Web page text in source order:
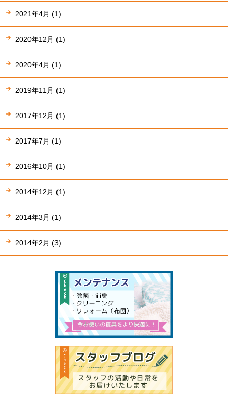
2021年4月 (1)
2020年12月 (1)
2020年4月 (1)
2019年11月 (1)
2017年12月 (1)
2017年7月 (1)
2016年10月 (1)
2014年12月 (1)
2014年3月 (1)
2014年2月 (3)